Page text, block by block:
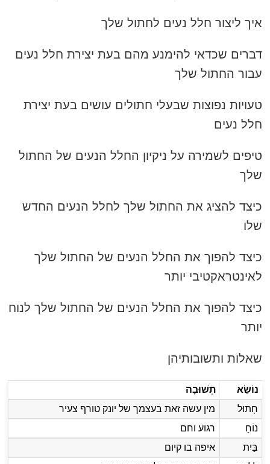
איך ליצור חלל נעים לחתול שלך
דברים שכדאי להימנע מהם בעת יצירת חלל נעים
עבור החתול שלך
טעויות נפוצות שבעלי חתולים עושים בעת יצירת
חלל נעים
טיפים לשמירה על ניקיון החלל הנעים של החתול
שלך
כיצד להציג את החתול שלך לחלל הנעים החדש
שלו
כיצד להפוך את החלל הנעים של החתול שלך
לאינטראקטיבי יותר
כיצד להפוך את החלל הנעים של החתול שלך לנוח
יותר
שאלות ותשובותיהן
נוֹשֵׂא
תְשׁוּבָה
חָתוּל
מין עשה זאת בעצמך של יונק טורף צעיר
נוֹחַ
רגוע וחם
בַּיִת
איפה בו קיום